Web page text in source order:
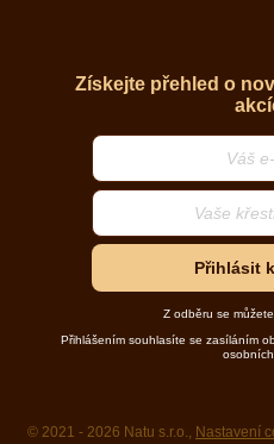
Získejte přehled o
Přihlásit
Z odběru se
Přihlášením souhlasíte se zasíláním
osobních
© 2021 - 2026 Natu s.r.o., Nastavení